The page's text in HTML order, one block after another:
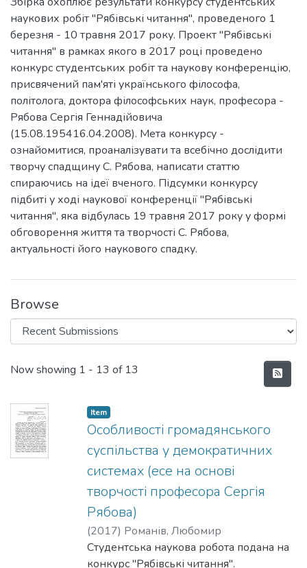
наукових робіт "Рябівські читання", проведеного 1
березня - 10 травня 2017 року. Проект "Рябівські
читання" в рамках якого в 2017 році проведено
конкурс студентських робіт та наукову конференцію,
присвячений пам'яті українського філософа,
політолога, доктора філософських наук, професора -
Рябова Сергія Геннадійовича
(15.08.195416.04.2008). Мета конкурсу -
ознайомитися, проаналізувати та всебічно дослідити
творчу спадщину С. Рябова, написати статтю
спираючись на ідеї вченого. Підсумки конкурсу
підбиті у ході наукової конференції "Рябівські
читання", яка відбулась 19 травня 2017 року у формі
обговорення життя та творчості С. Рябова,
актуальності його наукового спадку.
Browse
Recent Submissions
Now showing 1 - 13 of 13
Item
Особливості громадянського
суспільства у демократичних
системах (есе на основі
творчості професора Сергія
Рябова)
(2017) Романів, Любомир
Студентська наукова робота подана на
конкурс "Рябівські читання".